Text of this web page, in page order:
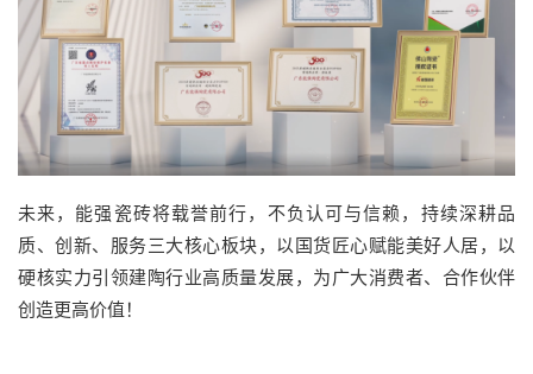
未来，能强瓷砖将载誉前行，不负认可与信赖，持续深耕品
质、创新、服务三大核心板块，以国货匠心赋能美好人居，以
硬核实力引领建陶行业高质量发展，为广大消费者、合作伙伴
创造更高价值！